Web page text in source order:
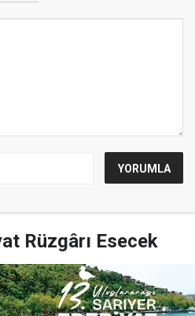
Rüzgârı Esecek